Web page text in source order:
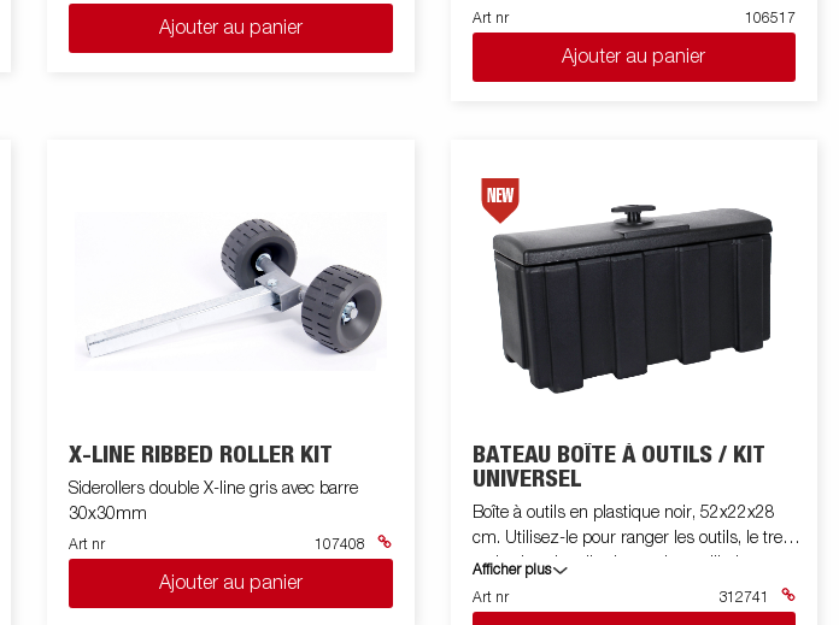
Ajouter au panier
winch from up to 15m.
Art nr
106517
Ajouter au panier
X-LINE RIBBED ROLLER KIT
Siderollers double X-line gris avec barre
30x30mm
Art nr 107408
Ajouter au panier
BATEAU BOÎTE À OUTILS / KIT
UNIVERSEL
Boîte à outils en plastique noir, 52x22x28
cm. Utilisez-le pour ranger les outils, le treuil
ou les bandes d'arrimage lorsqu'il n'est pas
utilisé. La boîte à outils est équipée d'une
serrure incl. deux clés. Le kit comprend le
Afficher plus
Art nr
312741